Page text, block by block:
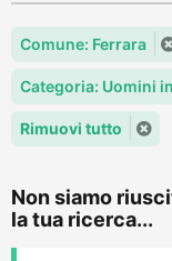
Comune: Ferrara
Categoria: Uomini
Rimuovi tutto
Non siamo
la tua ricerca...